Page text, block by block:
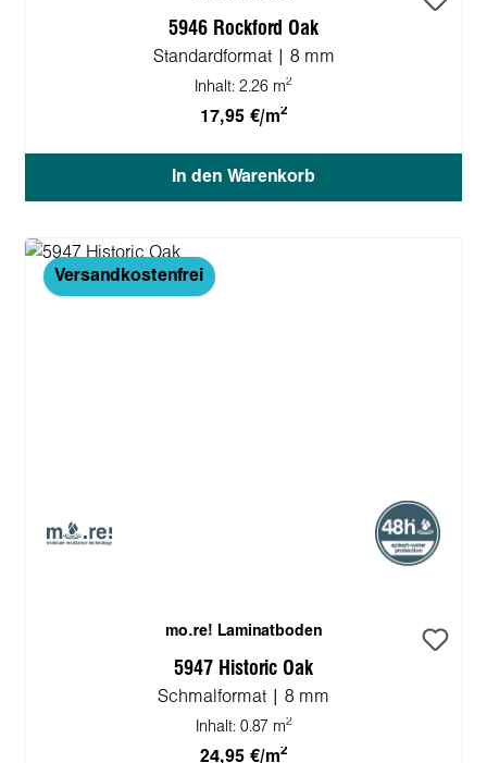
5946 Rockford Oak
Standardformat | 8 mm
Inhalt: 2.26 m2
17,95 €/m2
In den Warenkorb
Versandkostenfrei
mo.re! Laminatboden
5947 Historic Oak
Schmalformat | 8 mm
Inhalt: 0.87 m2
24,95 €/m2